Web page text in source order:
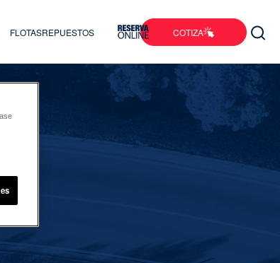
FLOTASREPUESTOS COTIZA